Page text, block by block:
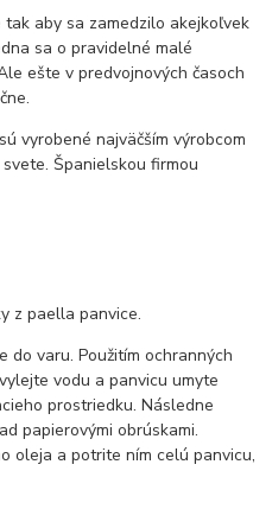
aby sa zamedzilo akejkoľvek
sa o pravidelné malé
ešte v predvojnových časoch
vyrobené najväčším výrobcom
Španielskou firmou
z paella panvice.
do varu. Použitím ochranných
vodu a panvicu umyte
prostriedku. Následne
papierovými obrúskami.
oleja a potrite ním celú panvicu,